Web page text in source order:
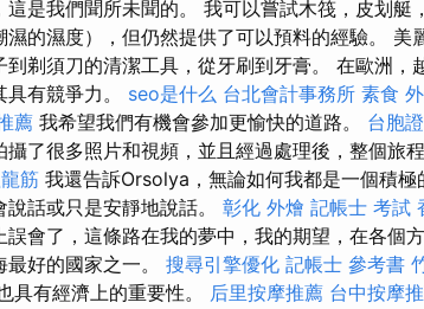
這是我們聞所未聞的。 我可以嘗試木筏，皮划
濕的濕度），但仍然提供了可以預料的經驗。 美
到剃須刀的清潔工具，從牙刷到牙膏。 在歐洲，
有競爭力。 seo是什么 台北會計事務所 素食
薦 我希望我們有機會參加更愉快的道路。 台胞
攝了很多照片和視頻，並且經過處理後，整個旅
筋 我還告訴Orsolya，無論如何我都是一個積
話或只是安靜地說話。 彰化 外燴 記帳士 考試
誤會了，這條路在我的夢中，我的期望，在各個
好的國家之一。 搜尋引擎優化 記帳士 參考書
具有經濟上的重要性。 后里按摩推薦 台中按摩